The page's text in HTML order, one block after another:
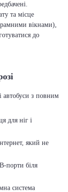
та місце
вікнами),
до
автобуси з повним
для ніг і
який не
порти біля
система